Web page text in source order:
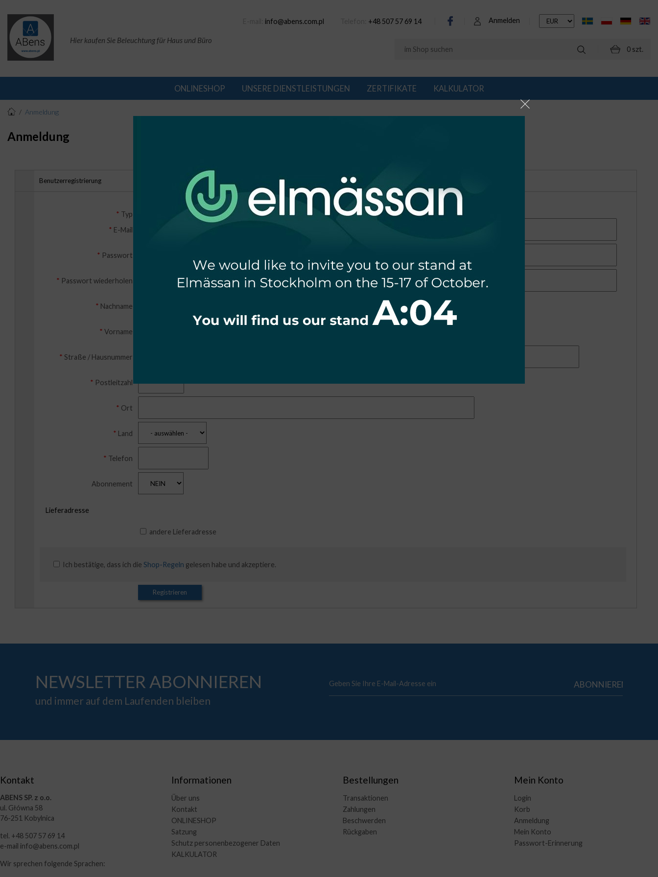
Hier kaufen Sie Beleuchtung für Haus und Büro
Anmelden
info@abens.com.pl +48 507 57 69 14
0 szt.
ONLINESHOP UNSERE DIENSTLEISTUNGEN ZERTIFIKATE KALKULATOR
Anmeldung
Anmeldung
Benutzerregistrierung
* Typ
Privatperson Firma
* E-Mail
* Passwort
* Passwort wiederholen
* Nachname
* Vorname
* Straße / Hausnummer
* Postleitzahl
* Ort
* Land
* Telefon
Abonnement
Lieferadresse
andere Lieferadresse
Ich bestätige, dass ich die Shop-Regeln gelesen habe und akzeptiere.
NEWSLETTER ABONNIEREN
und immer auf dem Laufenden bleiben
Kontakt
ABENS SP. z o.o.
ul. Główna 58
76-251 Kobylnica
tel. +48 507 57 69 14
e-mail info@abens.com.pl
Wir sprechen folgende Sprachen:
Informationen
Über uns
Kontakt
ONLINESHOP
Satzung
Schutz personenbezogener Daten
KALKULATOR
Bestellungen
Transaktionen
Zahlungen
Beschwerden
Rückgaben
Mein Konto
Login
Korb
Anmeldung
Mein Konto
Passwort-Erinnerung